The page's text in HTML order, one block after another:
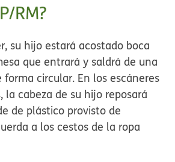
RM?
su hijo estará acostado boca
que entrará y saldrá de una
forma circular. En los escáneres
la cabeza de su hijo reposará
de plástico provisto de
a los cestos de la ropa